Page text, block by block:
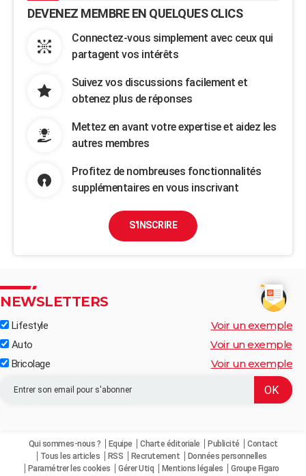
DEVENEZ MEMBRE EN QUELQUES CLICS
Connectez-vous simplement avec ceux qui
partagent vos intérêts
Suivez vos discussions facilement et
obtenez plus de réponses
Mettez en avant votre expertise et aidez les
autres membres
Profitez de nombreuses fonctionnalités
supplémentaires en vous inscrivant
S'INSCRIRE
NEWSLETTERS
Lifestyle Voir un exemple
Auto Voir un exemple
Bricolage Voir un exemple
Qui sommes-nous ? Equipe Charte éditoriale Publicité
Contact
Tous les articles
RSS Recrutement
Données personnelles
Paramétrer les cookies
Gérer Utiq Mentions légales Groupe Figaro